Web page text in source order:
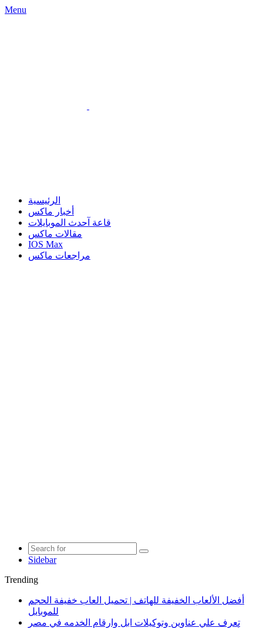
Menu
الرئيسية
أخبار ماكس
قاعة آحدث الموبايلات
مقالات ماكس
IOS Max
مراجعات ماكس
Sidebar
Trending
أفضل الألعاب الخفيفة للهاتف | تحميل العاب خفيفة الحجم
للموبايل
تعرف علي عناوين وتوكيلات ابل وارقام الخدمه في مصر